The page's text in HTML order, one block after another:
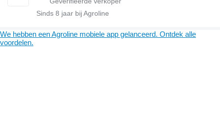
Sinds 8 jaar bij Agroline
We hebben een Agroline mobiele app gelanceerd. Ontdek alle
voordelen.